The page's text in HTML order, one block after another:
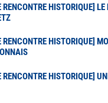
RENCONTRE HISTORIQUE]
RENCONTRE HISTORIQUE]
RENCONTRE HISTORIQUE]